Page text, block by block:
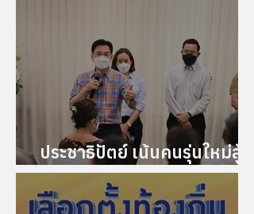
ประชาธิปัตย์ เน้นคนรุ่นใหม่สู้
ศึกภูเก็ต